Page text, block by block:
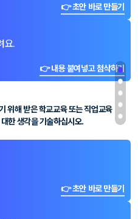
👉 초안 바로 만들기
요.
👉 내용 붙여넣고 첨삭하기
위해 받은 학교교육 또는 직업교육
한 생각을 기술하십시오.
👉 초안 바로 만들기